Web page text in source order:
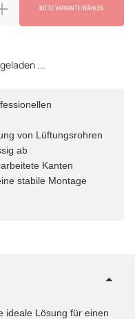
BITTE VARIANTE WÄHLEN
...
von Lüftungsrohren
ab
Kanten
stabile Montage
ideale Lösung für einen